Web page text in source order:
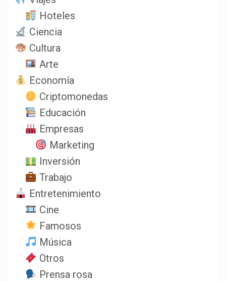
Hoteles
Ciencia
Cultura
Arte
Economía
Criptomonedas
Educación
Empresas
Marketing
Inversión
Trabajo
Entretenimiento
Cine
Famosos
Música
Otros
Prensa rosa